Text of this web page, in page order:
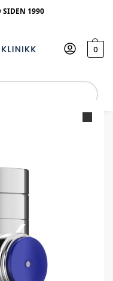
SIDEN 1990
0
Health Growth Factor Serum